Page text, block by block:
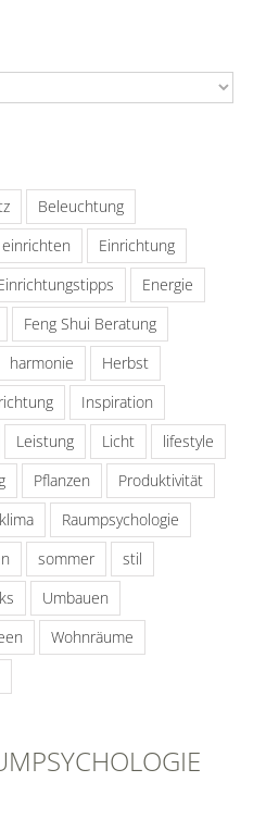
Beleuchtung
einrichten
Einrichtung
Energie
Feng Shui Beratung
harmonie
Herbst
Inspiration
Leistung Licht
lifestyle
Pflanzen
Produktivität
Raumpsychologie
sommer
stil
Umbauen
Wohnräume